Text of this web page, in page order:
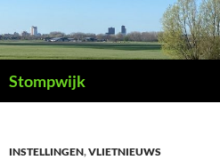
naar
de
inhoud
Stompwijk
INSTELLINGEN,VLIETNIEUWS